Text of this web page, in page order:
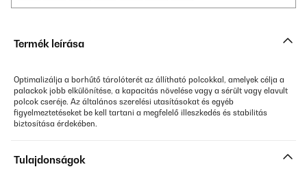
Termék leírása
Optimalizálja a borhűtő tárolóterét az állítható polcokkal, amelyek célja a
palackok jobb elkülönítése, a kapacitás növelése vagy a sérült vagy elavult
polcok cseréje. Az általános szerelési utasításokat és egyéb
figyelmeztetéseket be kell tartani a megfelelő illeszkedés és stabilitás
biztosítása érdekében.
Tulajdonságok